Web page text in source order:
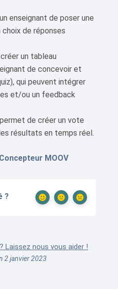
enseignant de poser une
de réponses
un tableau
de concevoir et
qui peuvent intégrer
et/ou un feedback
de créer un vote
résultats en temps réel.
Concepteur MOOV
?
Laissez nous vous aider !
2 janvier 2023